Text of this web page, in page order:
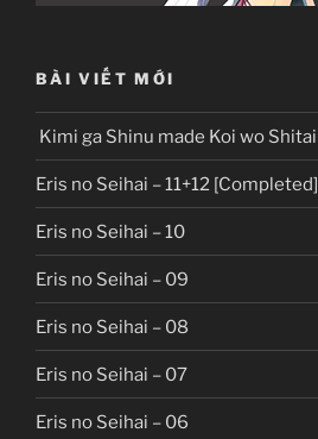
BÀI VIẾT MỚI
Kimi ga Shinu made Koi wo Shitai
Eris no Seihai – 11+12 [Completed]
Eris no Seihai – 10
Eris no Seihai – 09
Eris no Seihai – 08
Eris no Seihai – 07
Eris no Seihai – 06